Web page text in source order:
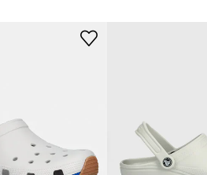
Код на продукта